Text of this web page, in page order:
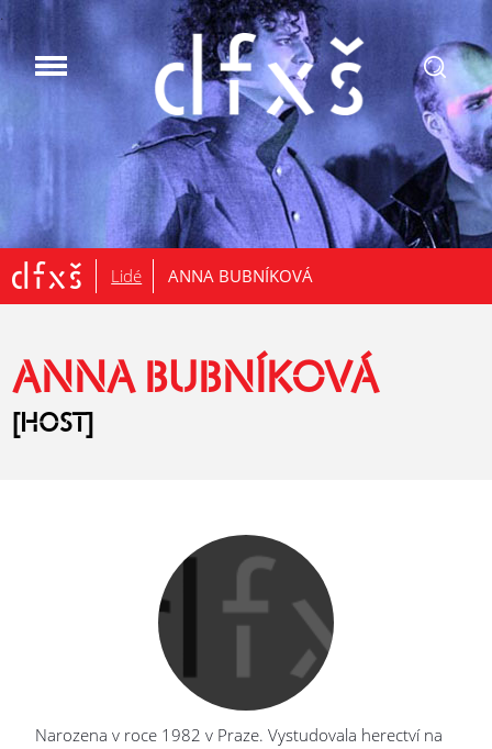
.
Lidé ANNA BUBNÍKOVÁ
ANNA BUBNÍKOVÁ
[HOST]
Narozena v roce 1982 v Praze. Vystudovala herectví na